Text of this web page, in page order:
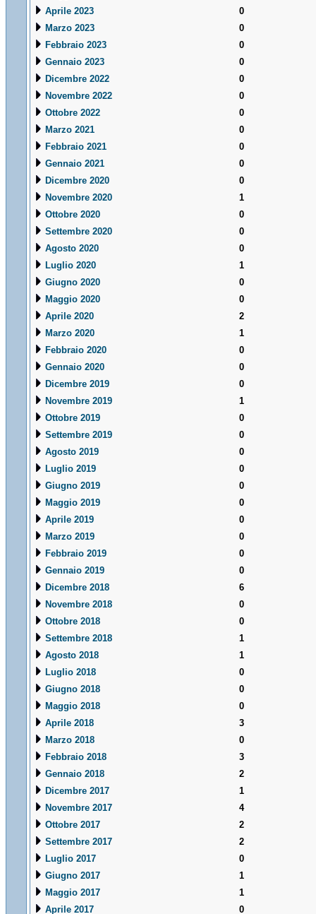
Aprile 2023
0
Marzo 2023
0
Febbraio 2023
0
Gennaio 2023
0
Dicembre 2022
0
Novembre 2022
0
Ottobre 2022
0
Marzo 2021
0
Febbraio 2021
0
Gennaio 2021
0
Dicembre 2020
0
Novembre 2020
1
Ottobre 2020
0
Settembre 2020
0
Agosto 2020
0
Luglio 2020
1
Giugno 2020
0
Maggio 2020
0
Aprile 2020
2
Marzo 2020
1
Febbraio 2020
0
Gennaio 2020
0
Dicembre 2019
0
Novembre 2019
1
Ottobre 2019
0
Settembre 2019
0
Agosto 2019
0
Luglio 2019
0
Giugno 2019
0
Maggio 2019
0
Aprile 2019
0
Marzo 2019
0
Febbraio 2019
0
Gennaio 2019
0
Dicembre 2018
6
Novembre 2018
0
Ottobre 2018
0
Settembre 2018
1
Agosto 2018
1
Luglio 2018
0
Giugno 2018
0
Maggio 2018
0
Aprile 2018
3
Marzo 2018
0
Febbraio 2018
3
Gennaio 2018
2
Dicembre 2017
1
Novembre 2017
4
Ottobre 2017
2
Settembre 2017
2
Luglio 2017
0
Giugno 2017
1
Maggio 2017
1
Aprile 2017
0